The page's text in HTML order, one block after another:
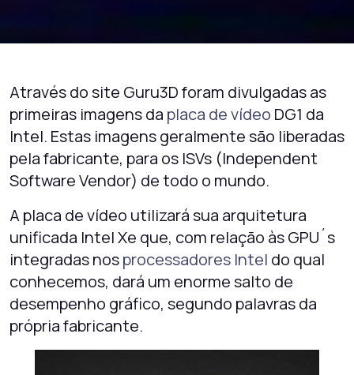
Através do site Guru3D foram divulgadas as
primeiras imagens da placa de vídeo DG1 da
Intel. Estas imagens geralmente são liberadas
pela fabricante, para os ISVs (Independent
Software Vendor) de todo o mundo.
A placa de vídeo utilizará sua arquitetura
unificada Intel Xe que, com relação às GPU´s
integradas nosprocessadores Intel do qual
conhecemos, dará um enorme salto de
desempenho gráfico, segundo palavras da
própria fabricante.